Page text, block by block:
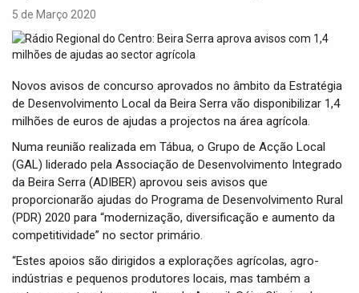
o
n
5 de Março 2020
Novos avisos de concurso aprovados no âmbito da Estratégia
de Desenvolvimento Local da Beira Serra vão disponibilizar 1,4
milhões de euros de ajudas a projectos na área agrícola.
Numa reunião realizada em Tábua, o Grupo de Acção Local
(GAL) liderado pela Associação de Desenvolvimento Integrado
da Beira Serra (ADIBER) aprovou seis avisos que
proporcionarão ajudas do Programa de Desenvolvimento Rural
(PDR) 2020 para “modernização, diversificação e aumento da
competitividade” no sector primário.
“Estes apoios são dirigidos a explorações agrícolas, agro-
indústrias e pequenos produtores locais, mas também a